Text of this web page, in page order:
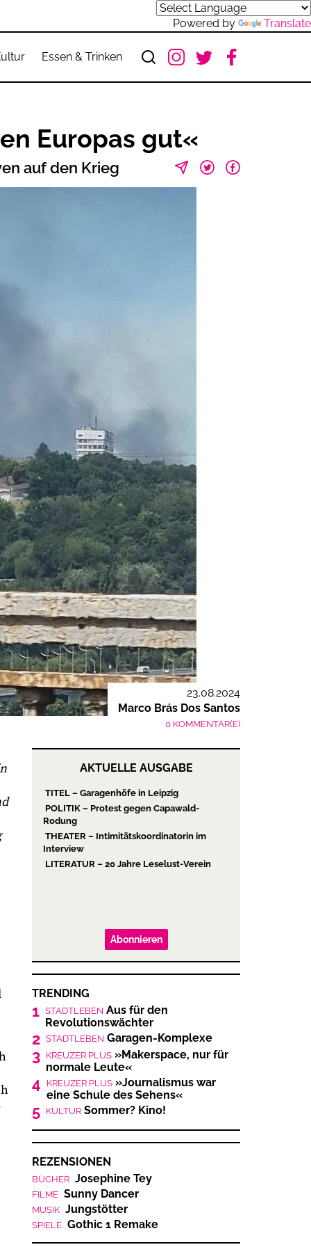
Powered by Translate
Essen & Trinken
Europas gut«
auf den Krieg
23.08.2024
Marco Brás Dos Santos
0 KOMMENTAR(E)
AKTUELLE AUSGABE
TITEL – Garagenhöfe in Leipzig
POLITIK – Protest gegen Capawald-
Rodung
THEATER – Intimitätskoordinatorin im
Interview
LITERATUR – 20 Jahre Leselust-Verein
Abonnieren
TRENDING
1 STADTLEBEN Aus für den
Revolutionswächter
2 STADTLEBEN Garagen-Komplexe
3 KREUZER PLUS »Makerspace, nur für
normale Leute«
4 KREUZER PLUS »Journalismus war
eine Schule des Sehens«
5 KULTUR Sommer? Kino!
REZENSIONEN
BÜCHER Josephine Tey
FILME Sunny Dancer
MUSIK Jungstötter
SPIELE Gothic 1 Remake